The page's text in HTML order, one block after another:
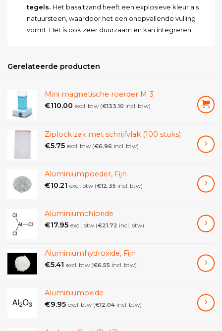
tegels. Het basaltzand heeft een explosieve kleur als
natuursteen, waardoor het een onopvallende vulling
vormt. Het is ook zeer duurzaam en kan integreren.
dunne, droge laag aan te brengen op
natuursteen. Deze laag helpt om de natuursteen te
beschermen tegen slijtage, vuil en vervuiling.
Reparaties uit te voeren aan
natuursteen.
kleine beschadigingen aan natuursteen te
repareren. Het basaltzand wordt in de beschadiging
oppervlakken
Eigenschappen
Kleur: zwart
Dichtheid: 2,9 g/cm³
Porositeit: laag
Hardheid: 7 op de schaal van Mohs
Chemische samenstelling: voornamelijk silica,
Gerelateerde producten
Mini magnetische roerder M 3
€110.00 excl. btw (€133.10 incl. btw)
Ziplock zak met schrijfvlak (100 stuks)
€5.75 excl. btw (€6.96 incl. btw)
Aluminiumpoeder, Fijn
€10.21 excl. btw (€12.35 incl. btw)
Aluminiumchloride
€17.95 excl. btw (€21.72 incl. btw)
Aluminiumhydroxide, Fijn
€5.41 excl. btw (€6.55 incl. btw)
Aluminiumoxide
€9.95 excl. btw (€12.04 incl. btw)